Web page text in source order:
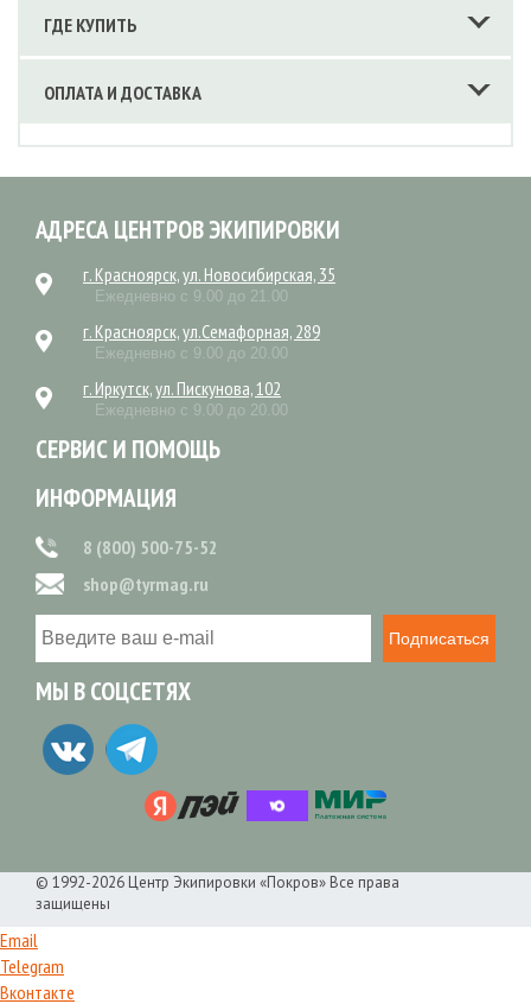
ГДЕ КУПИТЬ
ОПЛАТА И ДОСТАВКА
АДРЕСА ЦЕНТРОВ ЭКИПИРОВКИ
г. Красноярск, ул. Новосибирская, 35
Ежедневно с 9.00 до 21.00
г. Красноярск, ул.Семафорная, 289
Ежедневно с 9.00 до 20.00
г. Иркутск, ул. Пискунова, 102
Ежедневно с 9.00 до 20.00
СЕРВИС И ПОМОЩЬ
ИНФОРМАЦИЯ
8 (800) 500-75-52
shop@tyrmag.ru
Подписаться
МЫ В СОЦСЕТЯХ
© 1992-2026 Центр Экипировки «Покров» Все права
защищены
Email
Telegram
Вконтакте